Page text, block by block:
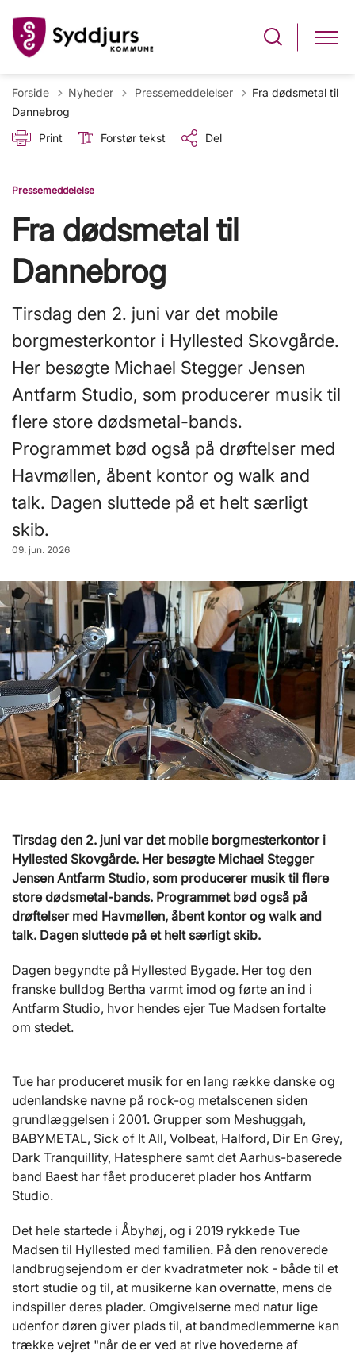
Forside Nyheder Tilbage til
Pressemeddelelser
Fra dødsmetal til
Dannebrog
Print
Forstør tekst Del
Pressemeddelelse
Fra dødsmetal til
Dannebrog
Tirsdag den 2. juni var det mobile
borgmesterkontor i Hyllested Skovgårde.
Her besøgte Michael Stegger Jensen
Antfarm Studio, som producerer musik til
flere store dødsmetal-bands.
Programmet bød også på drøftelser med
Havmøllen, åbent kontor og walk and
talk. Dagen sluttede på et helt særligt
skib.
09. jun. 2026
Tirsdag den 2. juni var det mobile borgmesterkontor i
Hyllested Skovgårde. Her besøgte Michael Stegger
Jensen Antfarm Studio, som producerer musik til flere
store dødsmetal-bands. Programmet bød også på
drøftelser med Havmøllen, åbent kontor og walk and
talk. Dagen sluttede på et helt særligt skib.
Dagen begyndte på Hyllested Bygade. Her tog den
franske bulldog Bertha varmt imod og førte an ind i
Antfarm Studio, hvor hendes ejer Tue Madsen fortalte
om stedet.
Tue har produceret musik for en lang række danske og
udenlandske navne på rock-og metalscenen siden
grundlæggelsen i 2001. Grupper som Meshuggah,
BABYMETAL, Sick of It All, Volbeat, Halford, Dir En Grey,
Dark Tranquillity, Hatesphere samt det Aarhus-baserede
band Baest har fået produceret plader hos Antfarm
Studio.
Det hele startede i Åbyhøj, og i 2019 rykkede Tue
Madsen til Hyllested med familien. På den renoverede
landbrugsejendom er der kvadratmeter nok - både til et
stort studie og til, at musikerne kan overnatte, mens de
indspiller deres plader. Omgivelserne med natur lige
udenfor døren giver plads til, at bandmedlemmerne kan
trække vejret "når de er ved at rive hovederne af